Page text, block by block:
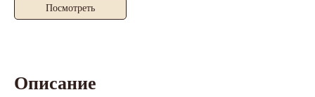
Посмотреть
Описание